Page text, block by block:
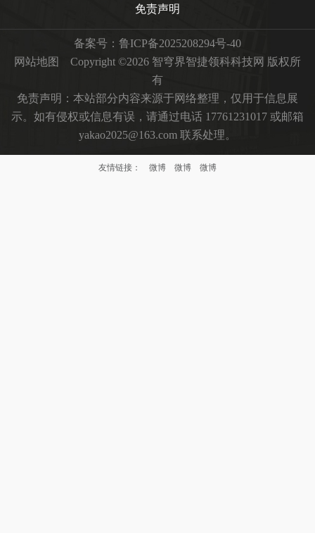
免责声明
备案号： 鲁ICP备2025208294号-40
网站地图
Copyright ©2026 智穹界智捷领科科技网 版权所
有
免责声明：本站部分内容来源于网络整理，仅用于信息展
示。如有侵权或信息有误，请通过电话 17761231017 或邮箱
yakao2025@163.com 联系处理。
友情链接： 微博 微博 微博